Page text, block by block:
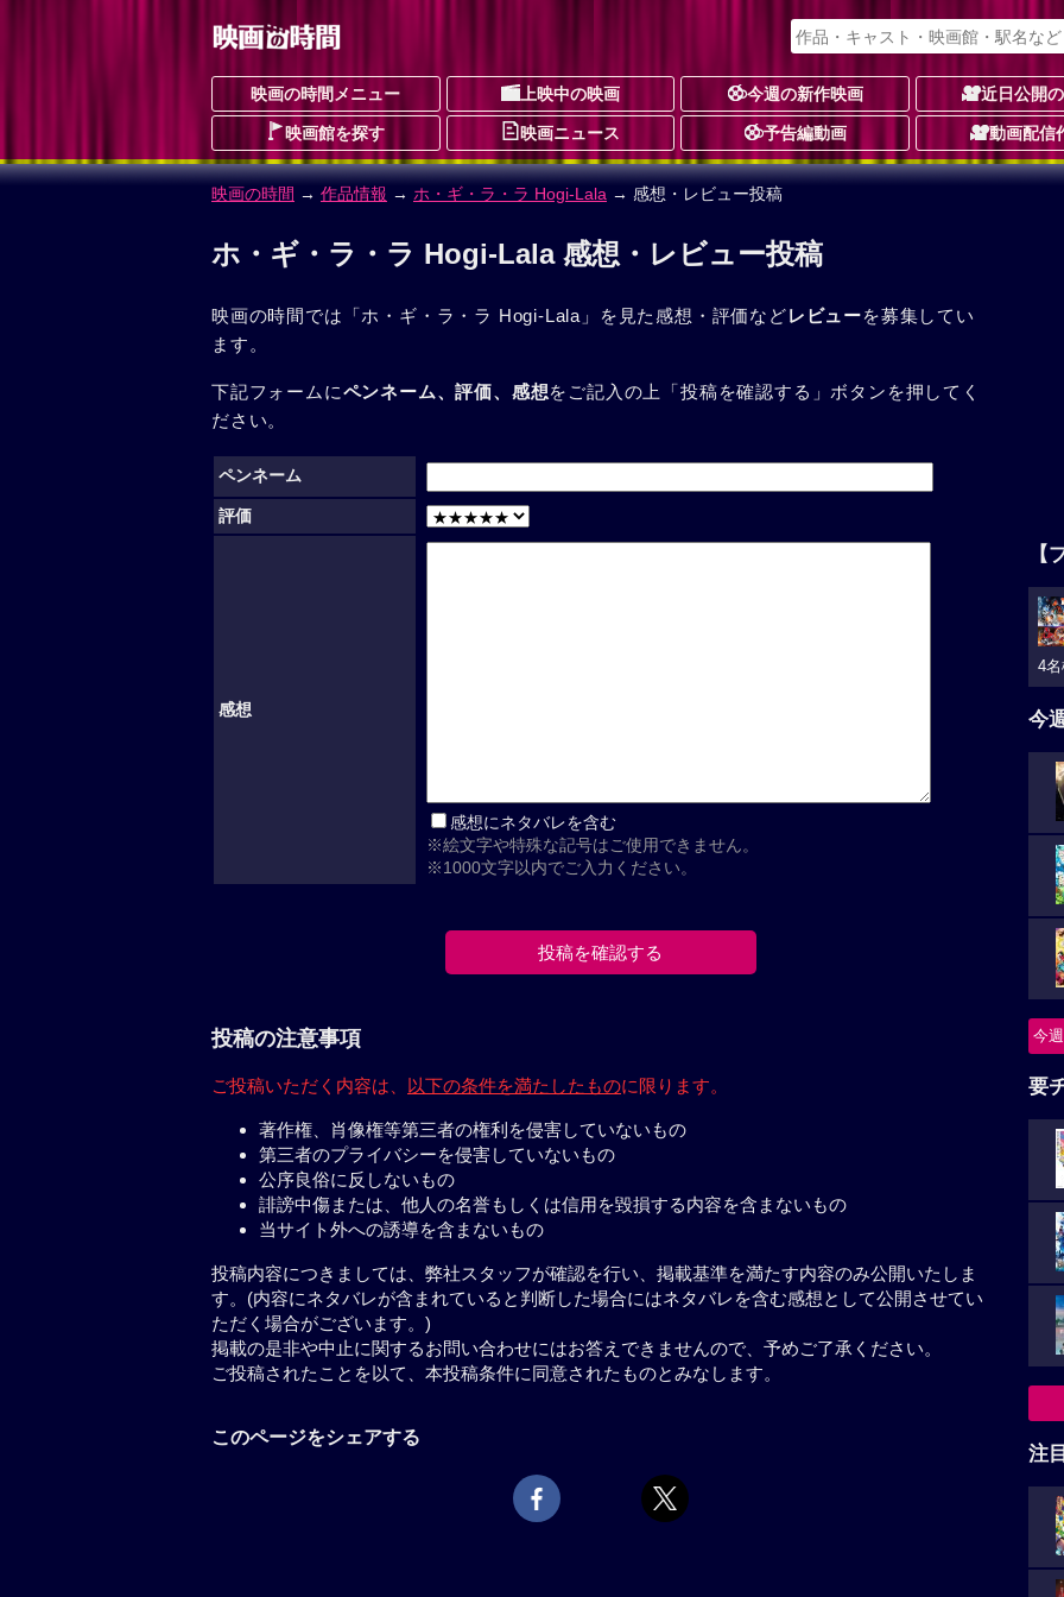
映画の時間メニュー 上映中の映画 今週の新作映画 近日公開
映画館を探す 映画ニュース 予告編動画 動画配信
映画の時間 → 作品情報 → ホ・ギ・ラ・ラ Hogi-Lala → 感想・レビュー投稿
ホ・ギ・ラ・ラ Hogi-Lala 感想・レビュー投稿
映画の時間では「ホ・ギ・ラ・ラ Hogi-Lala」を見た感想・評価などレビューを募集してい
ます。
下記フォームにペンネーム、評価、感想をご記入の上「投稿を確認する」ボタンを押してく
ださい。
ペンネーム
評価
感想
感想にネタバレを含む
※絵文字や特殊な記号はご使用できません。
※1000文字以内でご入力ください。
投稿の注意事項
ご投稿いただく内容は、 以下の条件を満たしたものに限ります。
著作権、肖像権等第三者の権利を侵害していないもの
第三者のプライバシーを侵害していないもの
公序良俗に反しないもの
誹謗中傷または、他人の名誉もしくは信用を毀損する内容を含まないもの
当サイト外への誘導を含まないもの
投稿内容につきましては、弊社スタッフが確認を行い、掲載基準を満たす内容のみ公開いたしま
す。(内容にネタバレが含まれていると判断した場合にはネタバレを含む感想として公開させてい
ただく場合がございます。)
掲載の是非や中止に関するお問い合わせにはお答えできませんので、予めご了承ください。
ご投稿されたことを以て、本投稿条件に同意されたものとみなします。
このページをシェアする
【
4
今
今
要
注